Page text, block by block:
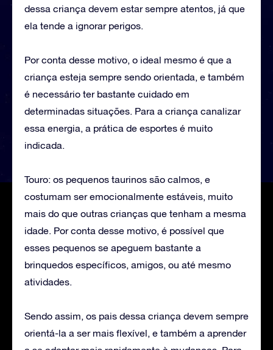
dessa criança devem estar sempre atentos, já que
ela tende a ignorar perigos.
Por conta desse motivo, o ideal mesmo é que a
criança esteja sempre sendo orientada, e também
é necessário ter bastante cuidado em
determinadas situações. Para a criança canalizar
essa energia, a prática de esportes é muito
indicada.
Touro: os pequenos taurinos são calmos, e
costumam ser emocionalmente estáveis, muito
mais do que outras crianças que tenham a mesma
idade. Por conta desse motivo, é possível que
esses pequenos se apeguem bastante a
brinquedos específicos, amigos, ou até mesmo
atividades.
Sendo assim, os pais dessa criança devem sempre
orientá-la a ser mais flexível, e também a aprender